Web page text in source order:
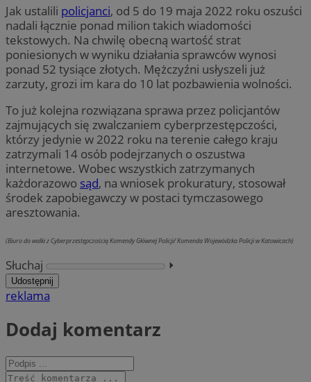
Jak ustalili policjanci, od 5 do 19 maja 2022 roku oszuści
nadali łącznie ponad milion takich wiadomości
tekstowych. Na chwilę obecną wartość strat
poniesionych w wyniku działania sprawców wynosi
ponad 52 tysiące złotych. Mężczyźni usłyszeli już
zarzuty, grozi im kara do 10 lat pozbawienia wolności.
To już kolejna rozwiązana sprawa przez policjantów
zajmujących się zwalczaniem cyberprzestępczości,
którzy jedynie w 2022 roku na terenie całego kraju
zatrzymali 14 osób podejrzanych o oszustwa
internetowe. Wobec wszystkich zatrzymanych
każdorazowo sąd, na wniosek prokuratury, stosował
środek zapobiegawczy w postaci tymczasowego
aresztowania.
(Biuro do walki z Cyberprzestępczością Komendy Głównej Policji/ Komenda Wojewódzka Policji w Katowicach)
Słuchaj ⏵︎
Udostępnij
reklama
Dodaj komentarz